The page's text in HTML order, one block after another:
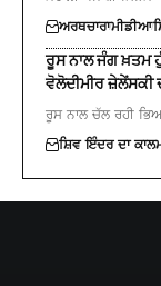
ਅਰਥਚਾਰਾਮੀਡੀਆ
ਰੂਸ ਨਾਲ ਜੰਗ ਖ਼ਤਮ
ਵੋਲੋਦੀਮੀਰ ਜ਼ੇਲੇਂਸਕੀ
ਰੂਸ ਨਾਲ ਚੱਲ ਰਹੀ
ਸ਼ਿਵ ਇੰਦਰ ਦਾ